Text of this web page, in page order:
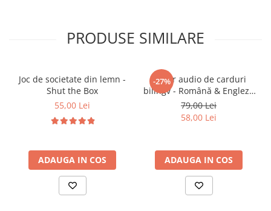
numerelor și clasificarea
Îmbunătățește atenția și observarea
captivantă
Încurajează descoperirea și învățarea
activă
🎯 Ideal pentru
3 ani +
✔ Activități educative acasă sau în grădiniță
PRODUSE SIMILARE
Joc de societate din lemn -
Shut the Box
55,00 Lei
ADAUGA IN COS
-27%
Cititor audio de carduri
bilingv - Română & Engleză
Albastru (224 carduri / 448
cuvinte)
79,00 Lei
58,00 Lei
ADAUGA IN COS